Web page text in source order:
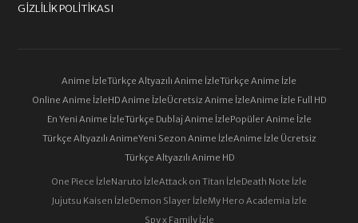
GIZLILIK POLITIKASI
Anime İzleTürkçe Altyazılı Anime İzleTürkçe Anime İzle
Online Anime İzleHD Anime İzleÜcretsiz Anime İzleAnime İzle Full HD
En Yeni Anime İzleTürkçe Dublaj Anime İzlePopüler Anime İzle
Türkçe Altyazılı AnimeYeni Sezon Anime İzleAnime İzle Ücretsiz
Türkçe Altyazılı Anime HD
One Piece İzleNaruto İzleAttack on Titan İzleDeath Note İzle
Jujutsu Kaisen İzleDemon Slayer İzleMy Hero Academia İzle
Spy x Family İzle